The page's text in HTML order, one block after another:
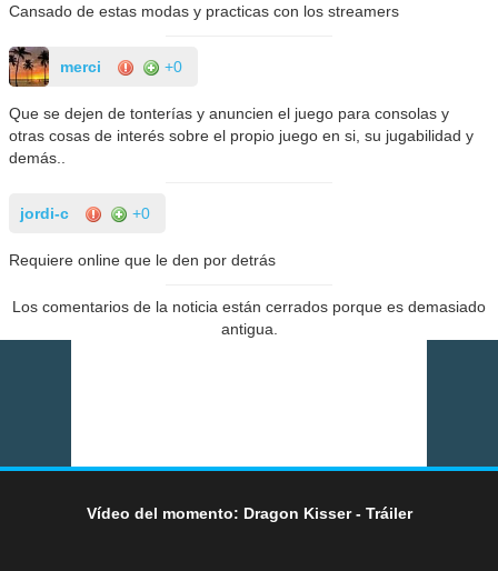
Cansado de estas modas y practicas con los streamers
merci +0
Que se dejen de tonterías y anuncien el juego para consolas y
otras cosas de interés sobre el propio juego en si, su jugabilidad y
demás..
jordi-c +0
Requiere online que le den por detrás
Los comentarios de la noticia están cerrados porque es demasiado
antigua.
Vídeo del momento: Dragon Kisser - Tráiler